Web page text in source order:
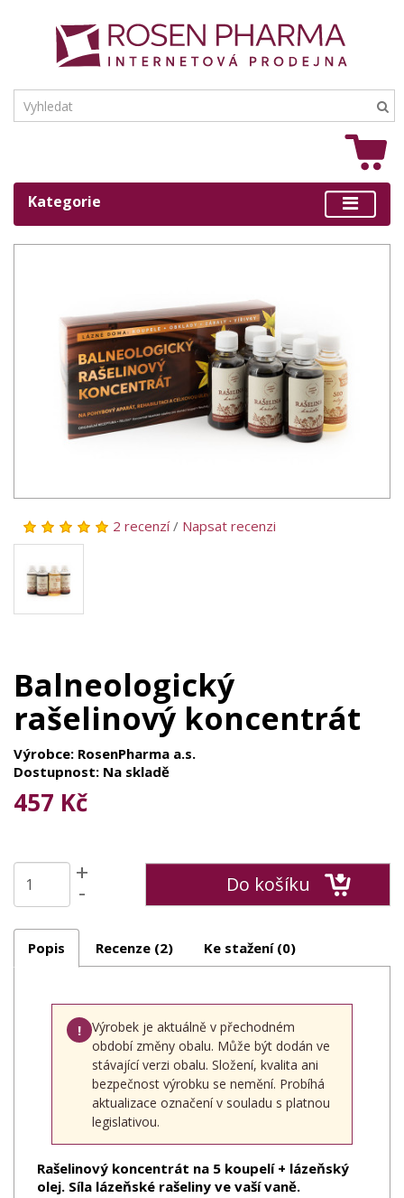
Kategorie
2 recenzí/ Napsat recenzi
Balneologický
rašelinový koncentrát
Výrobce: RosenPharma a.s.
Dostupnost: Na skladě
457 Kč
+
- Do košíku
Popis Recenze (2) Ke stažení (0)
!
Výrobek je aktuálně v přechodném
období změny obalu. Může být dodán ve
stávající verzi obalu. Složení, kvalita ani
bezpečnost výrobku se nemění. Probíhá
aktualizace označení v souladu s platnou
legislativou.
Rašelinový koncentrát na 5 koupelí + lázeňský
olej. Síla lázeňské rašeliny ve vaší vaně.